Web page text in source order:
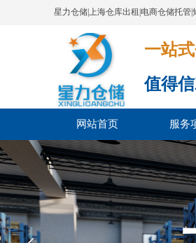
星力仓储|上海仓库出租|电商仓储托管
一站
值得
网站首页 服务